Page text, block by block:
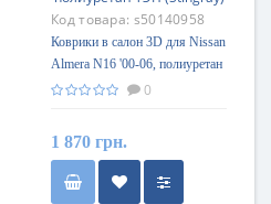
Код товара: s50140958
Коврики в салон 3D для Nissan
Almera N16 '00-06, полиуретан
ТЭП (Stingray) 0
1 870 грн.